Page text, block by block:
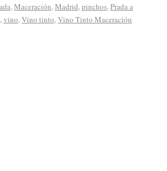
,Maceración,Madrid,pinchos,Prada a
,vino,Vino tinto,Vino Tinto Maceración